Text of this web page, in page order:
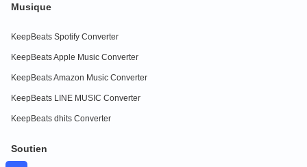
Musique
KeepBeats Spotify Converter
KeepBeats Apple Music Converter
KeepBeats Amazon Music Converter
KeepBeats LINE MUSIC Converter
KeepBeats dhits Converter
Soutien